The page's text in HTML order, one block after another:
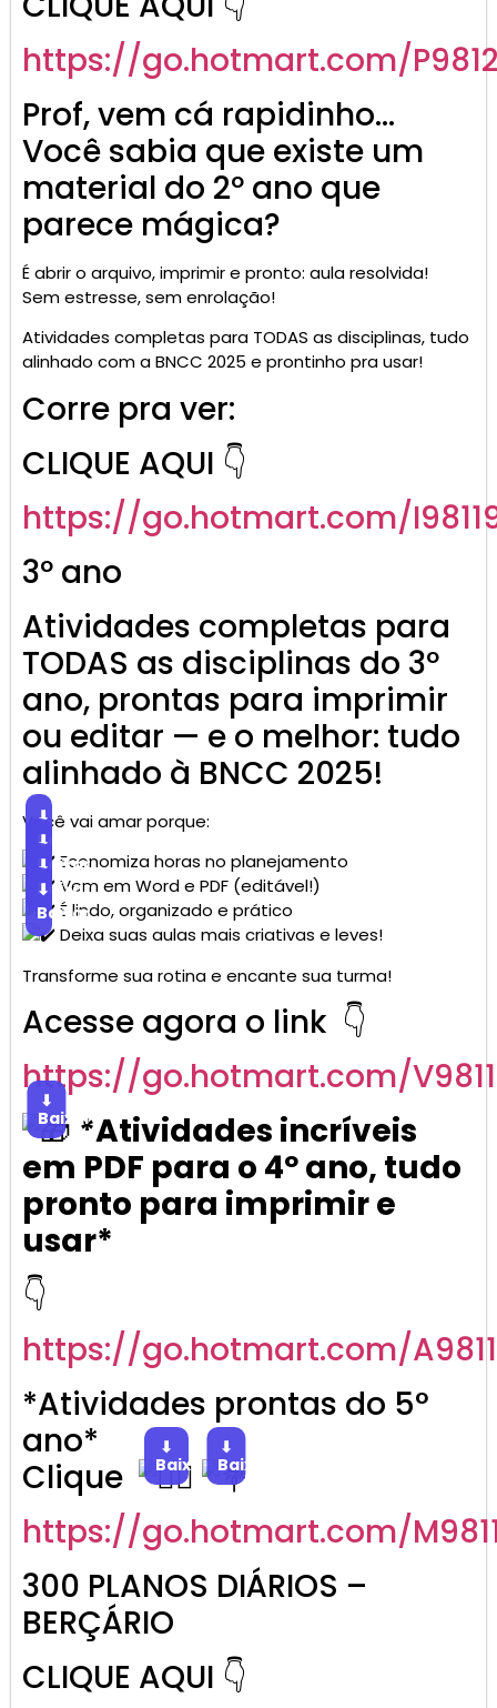
https://go.hotmart.com/
Prof, vem cá rapidinho…
Você sabia que existe um
material do 2º ano que
parece mágica?
É abrir o arquivo, imprimir e pronto: aula resolvida!
Sem estresse, sem enrolação!
Atividades completas para TODAS as disciplinas, tudo
alinhado com a BNCC 2025 e prontinho pra usar!
Corre pra ver:
CLIQUE AQUI 👇
https://go.hotmart.com/
3º ano
Atividades completas para
TODAS as disciplinas do 3º
ano, prontas para imprimir
ou editar — e o melhor: tudo
alinhado à BNCC 2025!
Você vai amar porque:
⬇
Baixar
Economiza horas no planejamento
⬇
Baixar
Vem em Word e PDF (editável!)
⬇
Baixar
É lindo, organizado e prático
⬇
Baixar
Deixa suas aulas mais criativas e leves!
Transforme sua rotina e encante sua turma!
Acesse agora o link 👇
https://go.hotmart.com/
⬇
Baixar*Atividades incríveis
em PDF para o 4º ano, tudo
pronto para imprimir e
usar*
👇
https://go.hotmart.com/
*Atividades prontas do 5°
ano*
Clique
⬇
Baixar
⬇
Baixar
https://go.hotmart.com/
300 PLANOS DIÁRIOS –
BERÇÁRIO
CLIQUE AQUI 👇